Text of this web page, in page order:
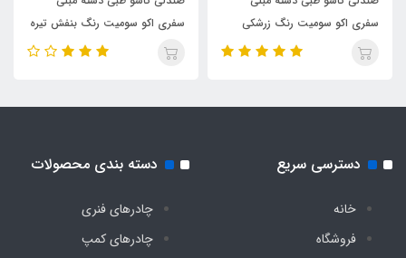
جنس پارچه
سفری اکو سومیت رنگ زرشکی
سفری اکو سومیت رنگ بنفش تیره
دسترسی سریع
خانه
فروشگاه
دسته بندی محصولات
چادرهای فنری
چادرهای کمپ